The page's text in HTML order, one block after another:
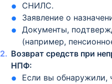
СНИЛС.
Заявление о
Документы,
(например,
Возврат средств при
НПФ:
Если вы обнаружили,